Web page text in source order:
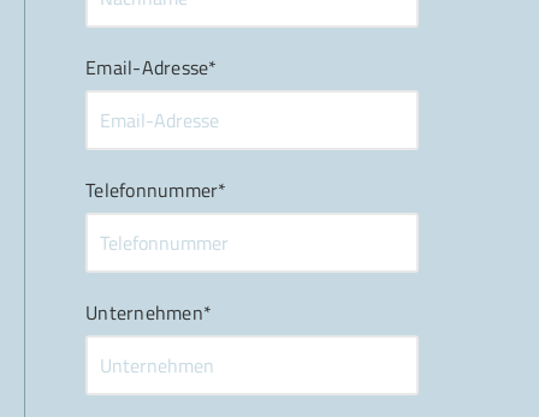
Email-Adresse*
Telefonnummer*
Unternehmen*